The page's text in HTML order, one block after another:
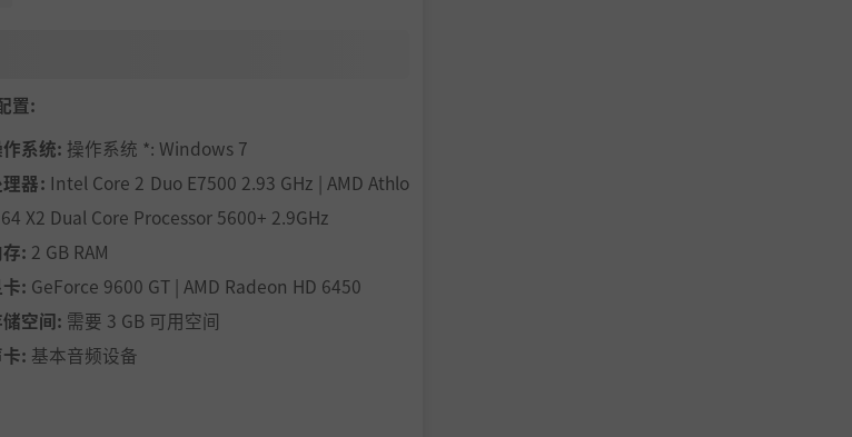
洁融合。学习并获得新的技能、物品、武器与法
戏的核心。
置:
系统: 操作系统 *: Windows 7
理器: Intel Core 2 Duo E7500 2.93 GHz | AMD Athlo
X2 Dual Core Processor 5600+ 2.9GHz
: 2 GB RAM
卡: GeForce 9600 GT | AMD Radeon HD 6450
空间: 需要 3 GB 可用空间
: 基本音频设备